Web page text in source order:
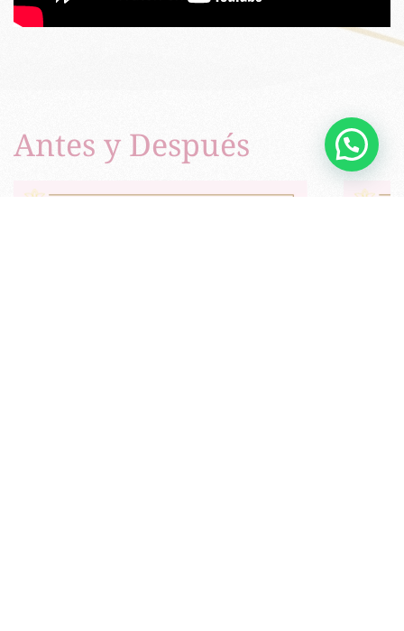
Antes y Después